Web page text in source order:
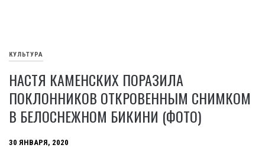
КУЛЬТУРА
НАСТЯ КАМЕНСКИХ ПОРАЗИЛА
ПОКЛОННИКОВ ОТКРОВЕННЫМ СНИМКОМ
В БЕЛОСНЕЖНОМ БИКИНИ (ФОТО)
30 ЯНВАРЯ, 2020